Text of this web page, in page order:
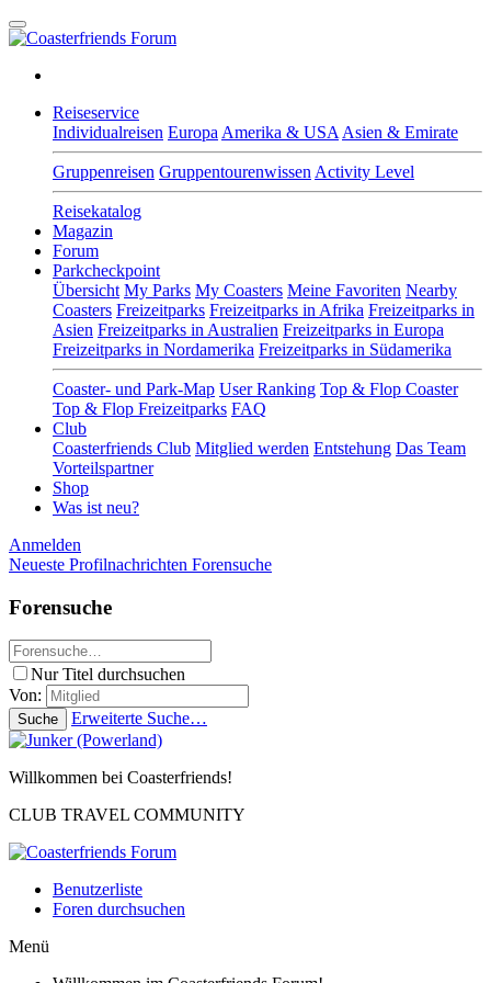
Reiseservice
Individualreisen Europa Amerika & USA Asien & Emirate
Gruppenreisen Gruppentourenwissen Activity Level
Reisekatalog
Magazin
Forum
Parkcheckpoint
Übersicht My Parks My Coasters Meine Favoriten Nearby
Coasters Freizeitparks Freizeitparks in Afrika Freizeitparks in
Asien Freizeitparks in Australien Freizeitparks in Europa
Freizeitparks in Nordamerika Freizeitparks in Südamerika
Coaster- und Park-Map User Ranking Top & Flop Coaster
Top & Flop Freizeitparks FAQ
Club
Coasterfriends Club Mitglied werden Entstehung Das Team
Vorteilspartner
Shop
Was ist neu?
Anmelden
Neueste Profilnachrichten Forensuche
Forensuche
Nur Titel durchsuchen
Von:
Suche Erweiterte Suche…
Willkommen bei Coasterfriends!
CLUB TRAVEL COMMUNITY
Benutzerliste
Foren durchsuchen
Menü